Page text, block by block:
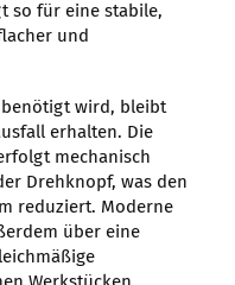
so für eine stabile,
und
benötigt wird, bleibt
erhalten. Die
mechanisch
Drehknopf, was den
reduziert. Moderne
über eine